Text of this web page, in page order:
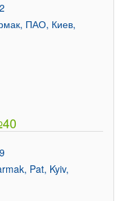
ПАО, Киев,
Pat, Kyiv,